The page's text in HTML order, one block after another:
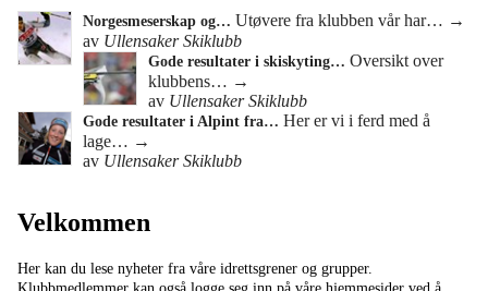
Norgesmeserskap og… Utøvere fra klubben vår har… →
av Ullensaker Skiklubb
Gode resultater i skiskyting… Oversikt over
klubbens… →
av Ullensaker Skiklubb
Gode resultater i Alpint fra… Her er vi i ferd med å
lage… →
av Ullensaker Skiklubb
Velkommen
Her kan du lese nyheter fra våre idrettsgrener og grupper.